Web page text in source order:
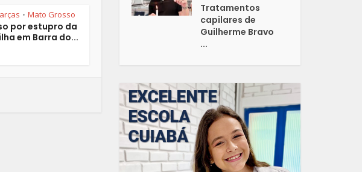
• Mato Grosso
por estupro da
em Barra do...
Tratamentos
capilares de
Guilherme Bravo
...